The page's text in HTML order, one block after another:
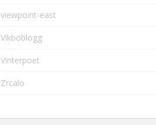
viewpoint-east
Vikboblogg
Vinterpoet
Zrcalo